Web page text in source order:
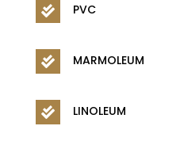
 PVC
 MARMOLEUM
 LINOLEUM